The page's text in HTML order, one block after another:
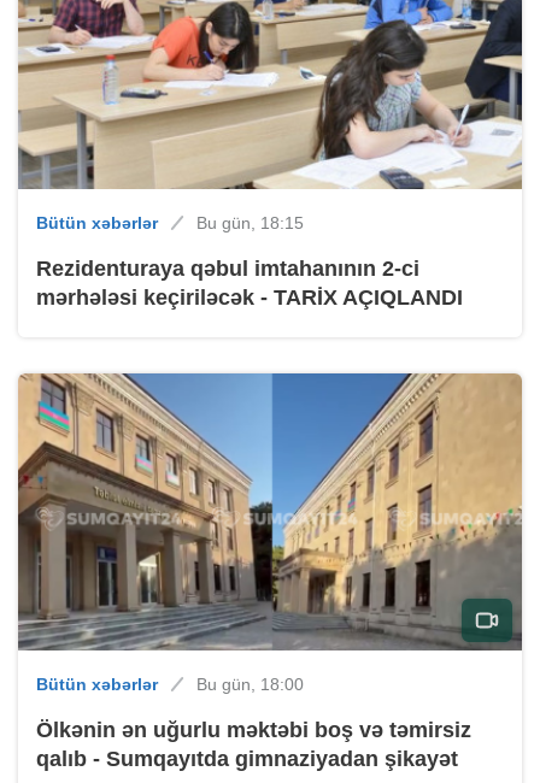
Bütün xəbərlər Bu gün, 18:15
Rezidenturaya qəbul imtahanının 2-ci
mərhələsi keçiriləcək - TARİX AÇIQLANDI
Bütün xəbərlər Bu gün, 18:00
Ölkənin ən uğurlu məktəbi boş və təmirsiz
qalıb - Sumqayıtda gimnaziyadan şikayət